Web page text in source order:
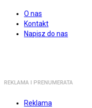
O nas
Kontakt
Napisz do nas
REKLAMA I PRENUMERATA
Reklama